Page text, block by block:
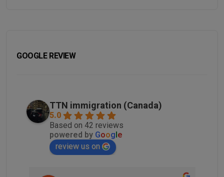
GOOGLE REVIEW
TTN immigration (Canada)
5.0
Based on 42 reviews
powered by Google
review us on